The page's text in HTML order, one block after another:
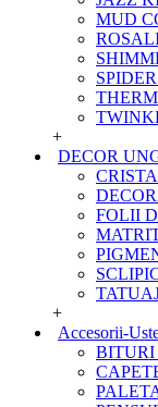
MUD
+
DECOR
FOLII
+
Accesorii-
BITURI